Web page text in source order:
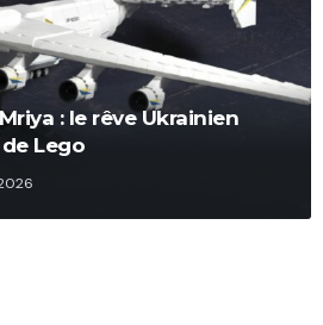
: le rêve Ukrainien
Lego